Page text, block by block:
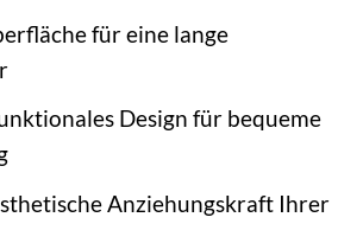
für eine lange
Design für bequeme
Anziehungskraft Ihrer